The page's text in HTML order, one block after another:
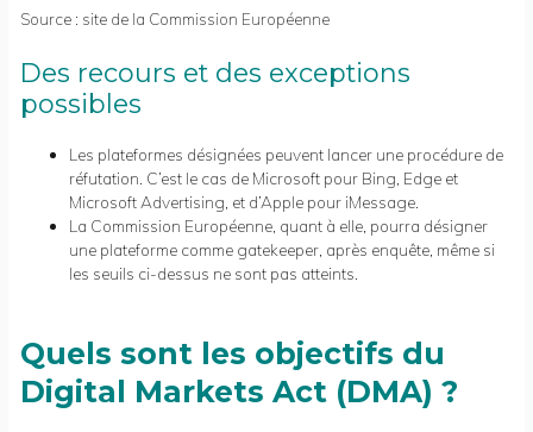
Source : site de la Commission Européenne
Des recours et des exceptions
possibles
Les plateformes désignées peuvent lancer une procédure de
réfutation. C’est le cas de Microsoft pour Bing, Edge et
Microsoft Advertising, et d’Apple pour iMessage.
La Commission Européenne, quant à elle, pourra désigner
une plateforme comme gatekeeper, après enquête, même si
les seuils ci-dessus ne sont pas atteints.
Quels sont les objectifs du
Digital Markets Act (DMA) ?